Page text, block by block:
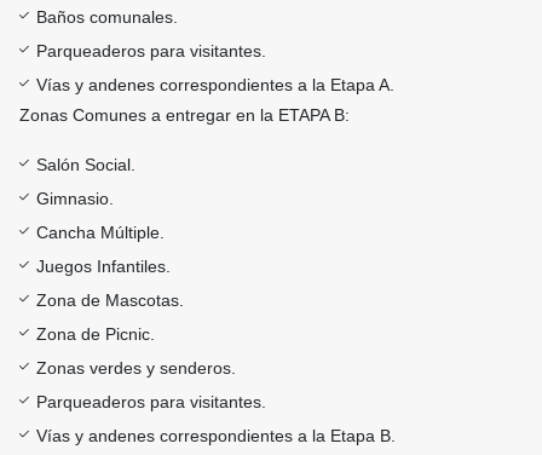
Baños comunales.
Parqueaderos para visitantes.
Vías y andenes correspondientes a la Etapa A.
Zonas Comunes a entregar en la ETAPA B:
Salón Social.
Gimnasio.
Cancha Múltiple.
Juegos Infantiles.
Zona de Mascotas.
Zona de Picnic.
Zonas verdes y senderos.
Parqueaderos para visitantes.
Vías y andenes correspondientes a la Etapa B.